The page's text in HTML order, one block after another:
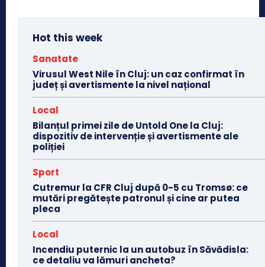
Hot this week
Sanatate
Virusul West Nile în Cluj: un caz confirmat în
județ și avertismente la nivel național
Local
Bilanțul primei zile de Untold One la Cluj:
dispozitiv de intervenție și avertismente ale
poliției
Sport
Cutremur la CFR Cluj după 0-5 cu Tromsø: ce
mutări pregătește patronul și cine ar putea
pleca
Local
Incendiu puternic la un autobuz în Săvădisla:
ce detaliu va lămuri ancheta?